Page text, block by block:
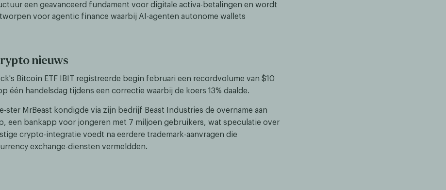
een geavanceerd fundament voor digitale activa-betalingen en wordt
voor agentic finance waarbij AI-agenten autonome wallets
nieuws
Bitcoin ETF IBIT registreerde begin februari een recordvolume van $10
één handelsdag tijdens een correctie waarbij de koers 13% daalde.
ster MrBeast kondigde via zijn bedrijf Beast Industries de overname aan
een bankapp voor jongeren met 7 miljoen gebruikers, wat speculatie over
crypto-integratie voedt na eerdere trademark-aanvragen die
exchange-diensten vermeldden.